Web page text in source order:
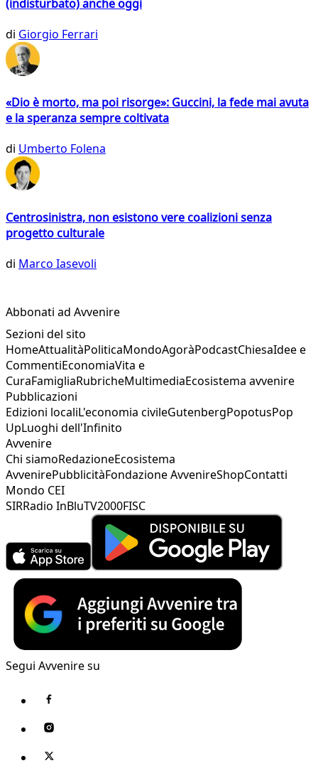
(indisturbato) anche oggi
di Giorgio Ferrari
«Dio è morto, ma poi risorge»: Guccini, la fede mai avuta
e la speranza sempre coltivata
di Umberto Folena
Centrosinistra, non esistono vere coalizioni senza
progetto culturale
di Marco Iasevoli
Abbonati ad Avvenire
Sezioni del sito
HomeAttualitàPoliticaMondoAgoràPodcastChiesaIdee e
CommentiEconomiaVita e
CuraFamigliaRubricheMultimediaEcosistema avvenire
Pubblicazioni
Edizioni localiL'economia civileGutenbergPopotusPop
UpLuoghi dell'Infinito
Avvenire
Chi siamoRedazioneEcosistema
AvvenirePubblicitàFondazione AvvenireShopContatti
Mondo CEI
SIRRadio InBluTV2000FISC
Segui Avvenire su